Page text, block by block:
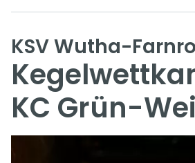
KSV Wutha-
KC Grün-